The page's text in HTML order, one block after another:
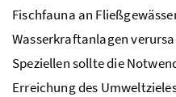
Fischfauna an
Wasserkraftanlagen
Speziellen sollte die
Erreichung des